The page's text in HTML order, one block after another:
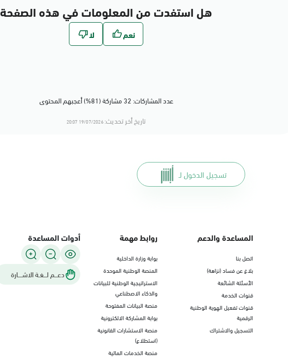
هل استفدت من المعلومات في هذه الصفحة
عدد المشاركات: 32 مشاركة (81%) أعجبهم المحتوى
تاريخ أخر تحديث:19/07/2026 20:07
تسجيل الدخول لـ
المساعدة والدعم
اتصل بنا
بلاغ عن فساد (نزاهة)
الأسئلة الشائعة
قنوات الخدمة
قنوات تفعيل الهوية الوطنية
الرقمية
التسجيل والاشتراك
روابط مهمة
بوابة وزارة الداخلية
المنصة الوطنية الموحدة
الاستراتيجية الوطنية للبيانات
والذكاء الاصطناعي
منصة البيانات المفتوحة
بوابة المشاركة الالكترونية
منصة الاستشارات القانونية
(استطلاع)
منصة الخدمات المالية
أدوات المساعدة
دعـــم لـــغـة الاشــــارة